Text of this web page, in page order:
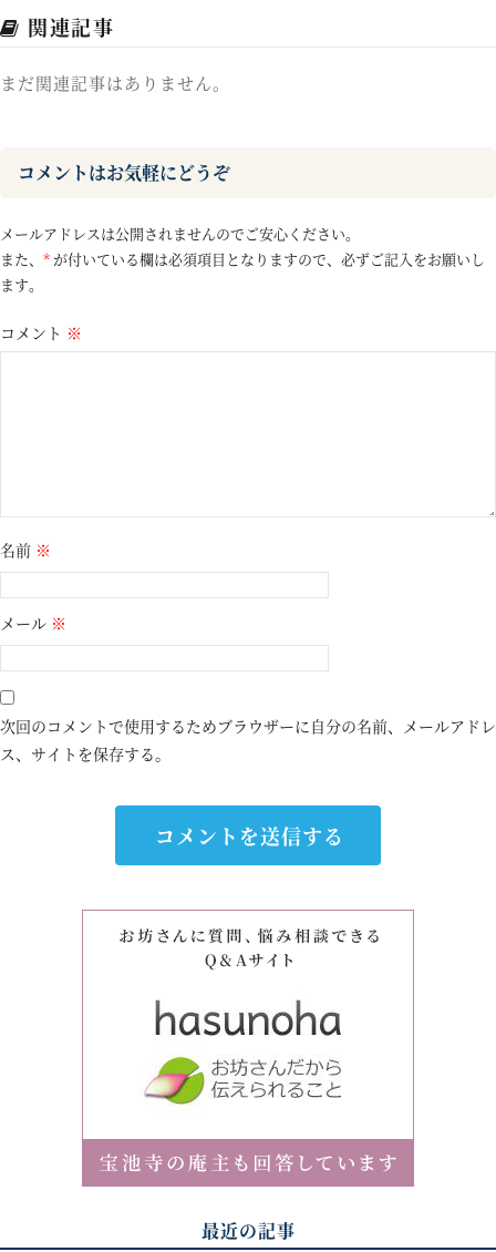
関連記事
まだ関連記事はありません。
コメントはお気軽にどうぞ
メールアドレスは公開されませんのでご安心ください。
また、 * が付いている欄は必須項目となりますので、必ずご記入をお願いし
ます。
コメント ※
名前 ※
メール ※
次回のコメントで使用するためブラウザーに自分の名前、メールアドレ
ス、サイトを保存する。
最近の記事